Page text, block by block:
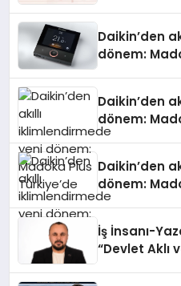
Daikin’den
dönem:
Daikin’den
dönem:
Daikin’den
dönem:
İş İnsanı-
“Devlet Aklı